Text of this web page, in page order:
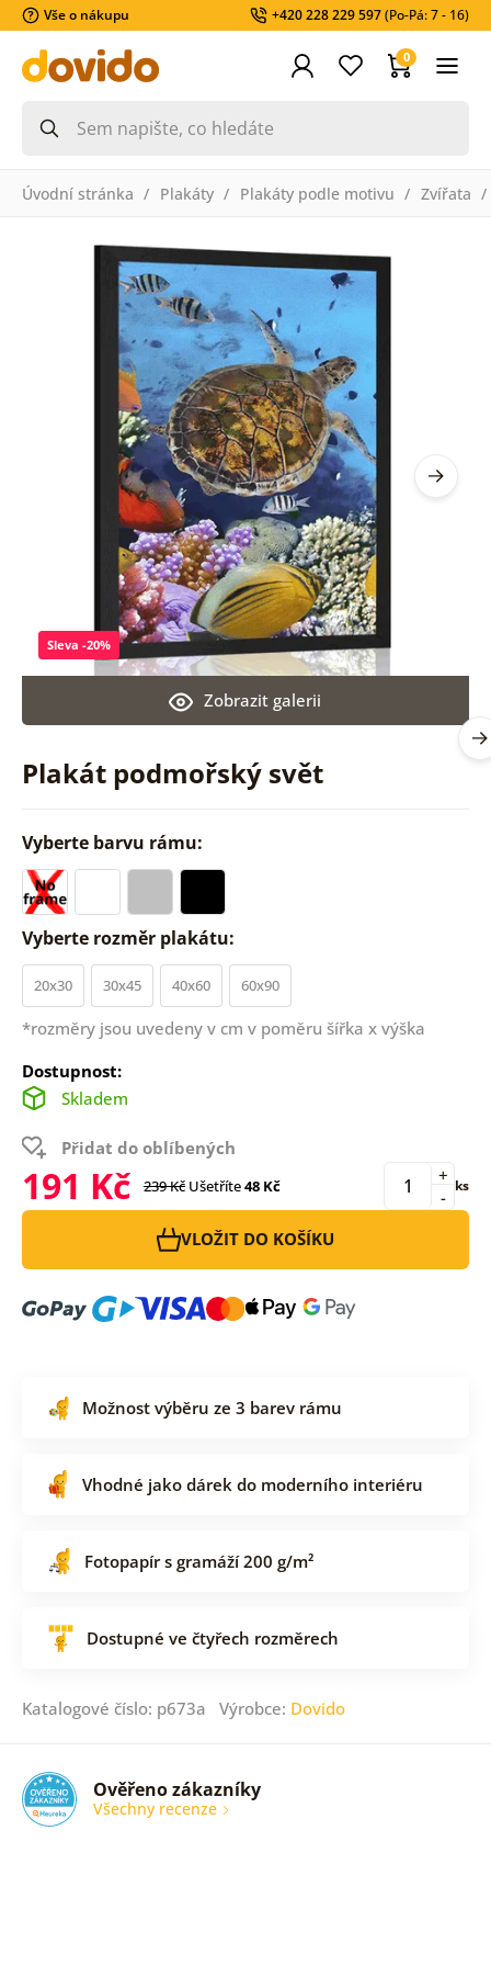
Vše o nákupu +420 228 229 597(Po-Pá: 7 - 16)
0
Úvodní stránka Plakáty Plakáty podle motivu Zvířata
Plakát podmořský svět
Zobrazit galerii
Sleva -20%
Vyberte barvu rámu:
Vyberte rozměr plakátu:
20x30 30x45 40x60 60x90
*rozměry jsou uvedeny v cm v poměru šířka x výška
Dostupnost:
Skladem
Přidat do oblíbených
191 Kč 239 Kč Ušetříte48 Kč -
+ ks
VLOŽIT DO KOŠÍKU
Možnost výběru ze 3 barev rámu
Vhodné jako dárek do moderního interiéru
Fotopapír s gramáží 200 g/m²
Dostupné ve čtyřech rozměrech
Katalogové číslo: p673a Výrobce: Dovido
Ověřeno zákazníky
Všechny recenze